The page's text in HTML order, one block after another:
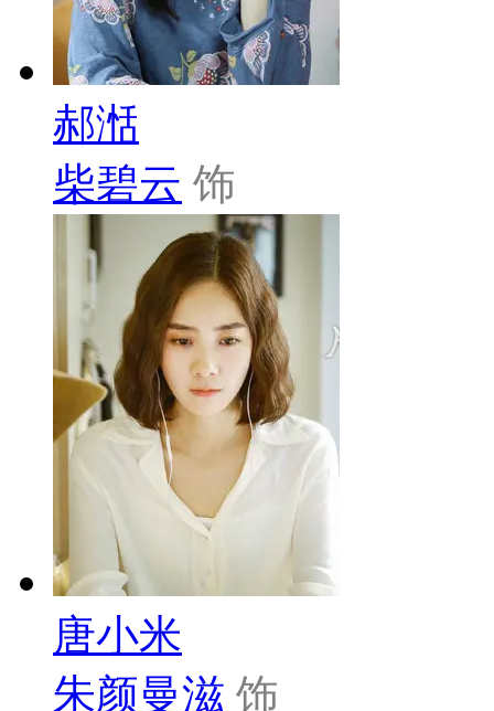
郝湉
柴碧云 饰
唐小米
朱颜曼滋 饰